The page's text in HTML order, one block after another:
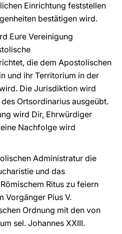
Einrichtung feststellen
bestätigen wird.
Eure Vereinigung
die dem Apostolischen
und ihr Territorium in der
Die Jurisdiktion wird
Ortsordinarius ausgeübt.
wird Dir, Ehrwürdiger
Nachfolge wird
Administratur die
und das
Ritus zu feiern
Vorgänger Pius V.
Ordnung mit den von
sel. Johannes XXIII.